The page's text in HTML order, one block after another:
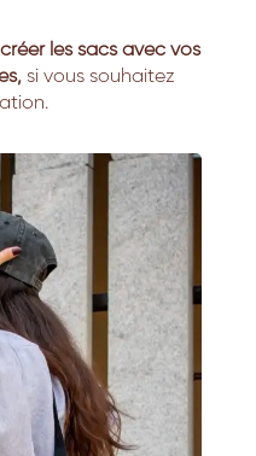
les sacs avec vos
si vous souhaitez